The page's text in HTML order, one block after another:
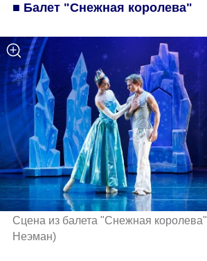
■ Балет "Снежная королева"
Сцена из балета "Снежная королева"
Неэман)